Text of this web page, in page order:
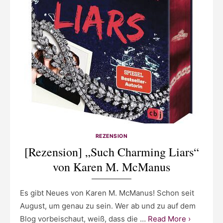
REZENSION
[Rezension] „Such Charming Liars“
von Karen M. McManus
Es gibt Neues von Karen M. McManus! Schon seit
August, um genau zu sein. Wer ab und zu auf dem
Blog vorbeischaut, weiß, dass die … Read More ›